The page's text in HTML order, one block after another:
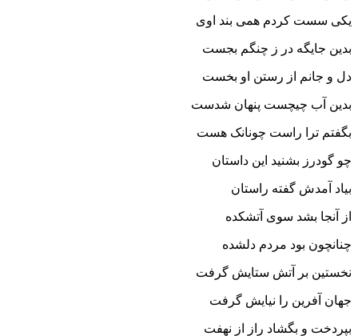
یکى سست کردم همى بند اوى‏
بدین جایگه در ز چنگم بجست
دل و جانم از رستن او بخست‏
بدین آب چیچست پنهان شدست
بگفتم ترا راست چونانک هست‏
چو گودرز بشنید این داستان
بیاد آمدش گفته راستان‏
از آنجا بشد سوى آتشکده
چنانچون بود مردم دلشده‏
نخستین بر آتش ستایش گرفت
جهان آفرین را نیایش گرفت‏
بپردخت و بگشاد راز از نهفت